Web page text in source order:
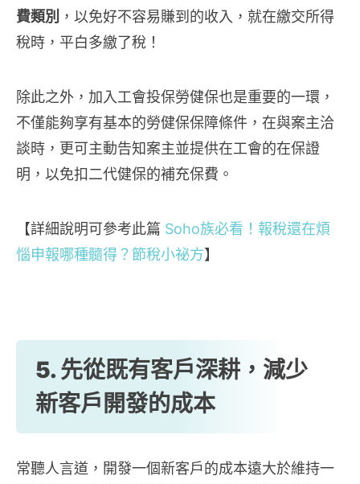
費類別 ，以免好不容易賺到的收入，就在繳交所得
稅時，平白多繳了稅！
除此之外，加入工會投保勞健保也是重要的一環，
不僅能夠享有基本的勞健保保障條件，在與案主洽
談時，更可主動告知案主並提供在工會的在保證
明，以免扣二代健保的補充保費。
【詳細說明可參考此篇 Soho族必看！報稅還在煩
惱申報哪種髓得？節稅小祕方】
5. 先從既有客戶深耕，減少
新客戶開發的成本
常聽人言道，開發一個新客戶的成本遠大於維持一